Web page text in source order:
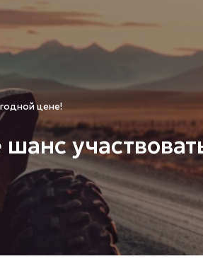
цене!